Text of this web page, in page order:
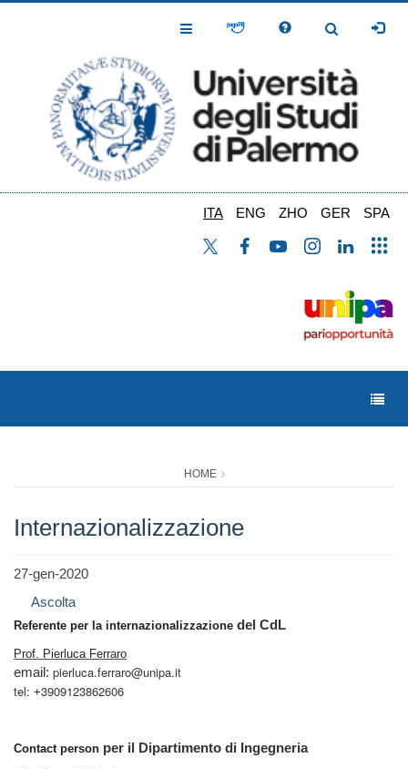
Toggle
Toggle
ITA ENG ZHO GER SPA
HOME
Internazionalizzazione
27-gen-2020
Ascolta
Referente per la internazionalizzazione del CdL
Prof. Pierluca Ferraro
email: pierluca.ferraro@unipa.it
tel: +3909123862606
Contact person per il Dipartimento di Ingegneria